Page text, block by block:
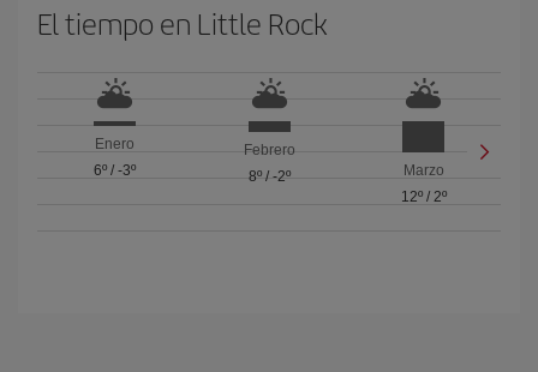
El tiempo en Little Rock
Enero
6º/ -3º
Febrero
8º/ -2º
Marzo
12º/ 2º